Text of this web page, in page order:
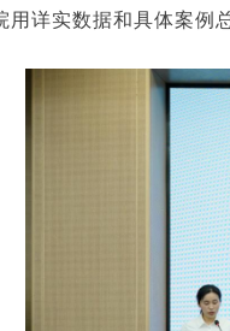
用详实数据和具体案例